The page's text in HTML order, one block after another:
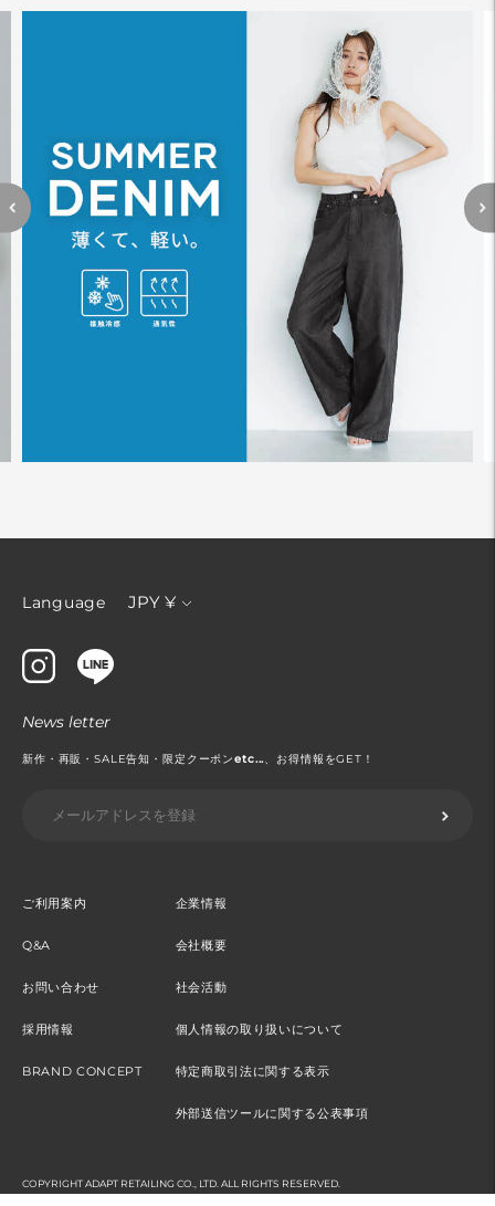
Language
通
JPY ¥
ご利用案内
Q&A
お問い合わせ
採用情報
BRAND CONCEPT
企業情報
会社概要
社会活動
個人情報の取り扱いについて
特定商取引法に関する表示
外部送信ツールに関する公表事項
COPYRIGHT ADAPT RETAILING CO., LTD. ALL RIGHTS RESERVED.
News letter
新作・再販・SALE告知・限定クーポンetc...、お得情報をGET！